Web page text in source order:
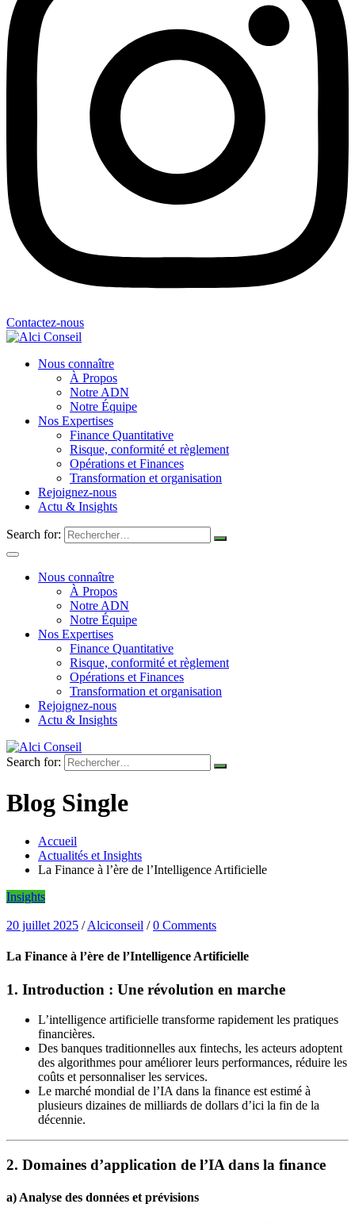
Contactez-nous
Nous connaître
À Propos
Notre ADN
Notre Équipe
Nos Expertises
Finance Quantitative
Risque, conformité et règlement
Opérations et Finances
Transformation et organisation
Rejoignez-nous
Actu & Insights
Search for:
Nous connaître
À Propos
Notre ADN
Notre Équipe
Nos Expertises
Finance Quantitative
Risque, conformité et règlement
Opérations et Finances
Transformation et organisation
Rejoignez-nous
Actu & Insights
Search for:
Blog Single
Accueil
Actualités et Insights
La Finance à l’ère de l’Intelligence Artificielle
Insights
20 juillet 2025 /Alciconseil /0 Comments
La Finance à l’ère de l’Intelligence Artificielle
1. Introduction : Une révolution en marche
L’intelligence artificielle transforme rapidement les pratiques
financières.
Des banques traditionnelles aux fintechs, les acteurs adoptent
des algorithmes pour améliorer leurs performances, réduire les
coûts et personnaliser les services.
Le marché mondial de l’IA dans la finance est estimé à
plusieurs dizaines de milliards de dollars d’ici la fin de la
décennie.
2. Domaines d’application de l’IA dans la finance
a)Analyse des données et prévisions